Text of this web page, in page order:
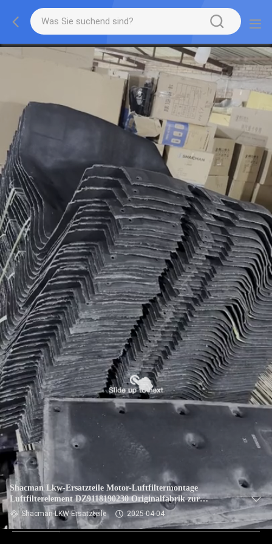
Shacman Lkw-Ersatzteile Motor-Luftfiltermontage
Luftfilterelement DZ9118190230 Originalfabrik zur
Reparatur
Shacman-LKW-Ersatzteile 2025-04-04